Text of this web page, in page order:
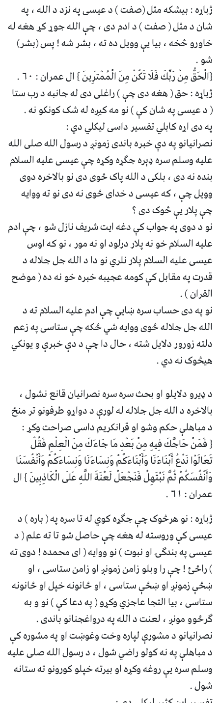
ژباړه : بیشکه مثل (صفت ) د عیسی په نزد د الله ، په
شان د مثل ( صفت ) د ادم دی ، چې الله جوړ کړ هغه له
خاورو څخه ، بیا يې وویل ده ته ، بشر شه ! پس (بشر)
شو .
{الْحَقُّ مِنْ رَبِّكَ فَلَا تَكُنْ مِنَ الْمُمْتَرِينَ } ال عمران : ۶۰ .
ژباړه : حق ( هغه دی چې ) راغلی دی له جانبه د رب ستا
( د عیسی په شان کې ) نو مه کیږه له شک کونکو نه .
په دی اړه کابلي تفسیر داسی لیکلي دي :
نصرانیانو په دې خبره باندی زمونږ د رسول الله صلی الله
علیه وسلم سره ډېره جګړه وکړه چې عیسی علیه السلام
بنده نه دی ، بلکی د الله پاک ځوی دی نو بالاخره دوی
وویل چې ، که عیسی د خدای ځوی نه دی نو ته ووایه
چې پلار یې څوک دی ؟
نو د دوی په جواب کې دغه ایت شریف نازل شو ، چې ادم
علیه السلام خو نه پلار درلود او نه مور ، نو که اوس
عیسی علیه السلام پلار نلري نو دا د الله جل جلاله د
قدرت په مقابل کې کومه عجیبه خبره خو نه ده ( موضح
القران ) .
نو په دی حساب سره ښایې چې ادم علیه السلام ته د
الله جل جلاله ځوی ووایه شي ځکه چې ستاسی په زعم
دلته زورور دلایل شته ، حال دا چې د دې خبرې و یونکي
هیڅوک نه دي .
د ډیرو دلایلو او بحث سره سره نصرانیان قانع نشول ،
بالاخره د الله جل جلاله له لورې د دواړو طرفونو تر منځ
د مباهلې حکم وشو او قرانکریم داسی صراحت وکړ :
{ فَمَنْ حَاجَّكَ فِيهِ مِنْ بَعْدِ مَا جَاءَكَ مِنَ الْعِلْمِ فَقُلْ
تَعَالَوْا نَدْعُ أَبْنَاءَنَا وَأَبْنَاءَكُمْ وَنِسَاءَنَا وَنِسَاءَكُمْ وَأَنْفُسَنَا
وَأَنْفُسَكُمْ ثُمَّ نَبْتَهِلْ فَنَجْعَلْ لَعْنَةَ اللَّهِ عَلَى الْكَاذِبِينَ } ال
عمران : ۶۱ .
ژباړه : نو هرڅوک چې جګړه کوي له تا سره په ( باره ) د
عیسی کې وروسته له هغه چې حاصل شو تا ته علم ( د
عیسی په بندګۍ او نبوت ) نو ووایه ( ای محمده ! دوی ته
) راځئ ! چې را وبلو زامن زمونږ او زامن ستاسی ، او
ښځې زمونږ او ښځې ستاسی ، او ځانونه خپل او ځانونه
ستاسی ، بیا التجا عاجزي وکړو ( په دعا کې ) نو و به
ګرځوو مونږ ، لعنت د الله په درواغجنانو باندی .
نصرانیانو د مشورې لپاره وخت وغوښت او په مشوره کې
د مباهلې په نه کولو راضي شول ، د رسول الله صلی علیه
وسلم سره یې روغه وکړه او بیرته خپلو کورونو ته ستانه
شول .